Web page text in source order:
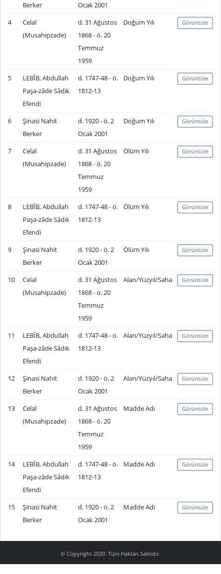
Berker
Ocak 2001
4
Celal
(Musahipzade)
d. 31 Ağustos
1868 - ö. 20
Temmuz
1959
Doğum Yılı Görüntüle
5
LEBÎB, Abdullah
Paşa-zâde Sâdık
Efendi
d. 1747-48 - ö.
1812-13
Doğum Yılı Görüntüle
6
Şinasi Nahit
Berker
d. 1920 - ö. 2
Ocak 2001
Doğum Yılı Görüntüle
7
Celal
(Musahipzade)
d. 31 Ağustos
1868 - ö. 20
Temmuz
1959
Ölüm Yılı Görüntüle
8
LEBÎB, Abdullah
Paşa-zâde Sâdık
Efendi
d. 1747-48 - ö.
1812-13
Ölüm Yılı Görüntüle
9
Şinasi Nahit
Berker
d. 1920 - ö. 2
Ocak 2001
Ölüm Yılı Görüntüle
10
Celal
(Musahipzade)
d. 31 Ağustos
1868 - ö. 20
Temmuz
1959
Alan/Yüzyıl/Saha Görüntüle
11
LEBÎB, Abdullah
Paşa-zâde Sâdık
Efendi
d. 1747-48 - ö.
1812-13
Alan/Yüzyıl/Saha Görüntüle
12
Şinasi Nahit
Berker
d. 1920 - ö. 2
Ocak 2001
Alan/Yüzyıl/Saha Görüntüle
13
Celal
(Musahipzade)
d. 31 Ağustos
1868 - ö. 20
Temmuz
1959
Madde Adı Görüntüle
14
LEBÎB, Abdullah
Paşa-zâde Sâdık
Efendi
d. 1747-48 - ö.
1812-13
Madde Adı Görüntüle
15
Şinasi Nahit
Berker
d. 1920 - ö. 2
Ocak 2001
Madde Adı Görüntüle
© Copyright 2020. Tüm Hakları Saklıdır.